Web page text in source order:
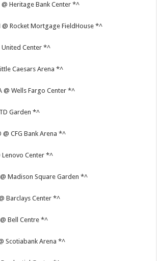
Heritage Bank Center *^
@ Rocket Mortgage FieldHouse *^
United Center *^
Caesars Arena *^
@ Wells Fargo Center *^
Garden *^
CFG Bank Arena *^
Lenovo Center *^
Madison Square Garden *^
Barclays Center *^
Bell Centre *^
Scotiabank Arena *^